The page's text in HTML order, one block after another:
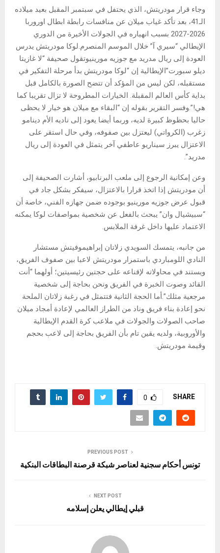
وجاء قرار مودريتش، الذي يحتفل في سبتمبر المقبل بعيد ميلاده
الـ41، بعد تأكد غياب ميلان عن منافسات رابطة ابطال اوروربا
2026-2027 بسبب انهياره في الجولات الأخيرة من الدوري
الإيطالي “سيري آ” خلال الموسم المنصرم.لوكا مودريتش يدرس
العودة إلى ريال مدريد مع جوزيه مورينيوتقول صحيفة “لا غازيتا
ديلو سبورت”الإيطالية إن “لوكا مودريتش بدأ مرحلة التفكير في
مستقبله، لكن ليس من المؤكد أن تتضح الصورة بالكامل قبل
بداية كأس العالم المقبلة. الخيارات المطروحة لا تزال تقريبا كما
هي!”.وفسر التقرير بقوله إن “البقاء مع ميلان هو خيار لا يحظى
حاليا بحظوظ كبيرة لديه، وربما أيضا يعود إلى ناديه الأم دينامو
زغرب (الكرواتي) ليعتزل بين صفوفه، وفي حال استقر على
الاعتزال يبرز سيناريو عاطفي آخر يتمثل في العودة إلى ريال
مدريد”.
وعن إمكانية الرجوع إلى ملعب البرنابيو، أشارت الصحيفة إلى
أن مودريتش إذا اتخذ قرارا بالاعتزال، سيفكر بشكل جاد في
قبول عرض جوزيه مورينيو بوجوده ضمن جهازه الفني، خاصة أن
“سبيشيال وان” يبحث بالفعل عن شخصية بمواصفات لوكا يمكنه
الاعتماد عليها داخل غرفة الملابس.
من جانبه، يتمسك السويدي زلاتان إبراهيموفيتش مستشار
النادي اللومباردي باستمرار مودريتش لاعبا بين صفوف الفريق،
ويستند في محاولاته لإقناعه على حجتين رئيسيتين؛ أولهما “أنت
القائد وصوت الخبرة في الفريق ونحن بحاجة إلى شخصية
مرجعية مثلك”.أما الحجة الثانية فتتمثل في رغبة زلاتان الملحة
نحو إعادة بناء فريق وناد من الطراز العالمي لإعادة أمجاد ميلان
صاحب الصولات والجولات في ملاعب كرة القدم الإيطالية
والأوروبية، ولديه يقين تام بأن الفريق بحاجة إلى لاعب بحجم
وقيمة مودريتش.
SHARE
0
PREVIOUS POST
تونس أحكام سجنية لعناصر شبكة قرصنة البطاقات البنكية
NEXT POST
قبلي إيطالي يعلن إسلامه